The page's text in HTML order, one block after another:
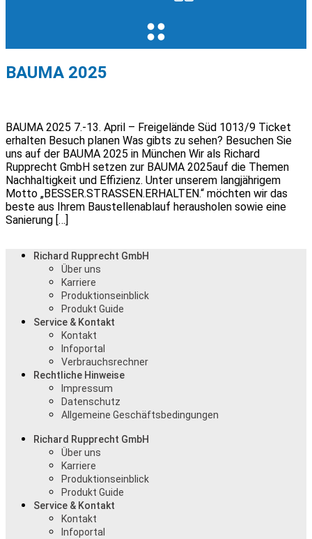
BAUMA 2025
BAUMA 2025 7.-13. April – Freigelände Süd 1013/9 Ticket
erhalten Besuch planen Was gibts zu sehen? Besuchen Sie
uns auf der BAUMA 2025 in München Wir als Richard
Rupprecht GmbH set­zen zur BAU­MA 2025auf die The­men
Nach­hal­tig­keit und Effizienz. Un­ter unserem langjährigem
Motto „BESSER.STRASSEN.ERHALTEN.“ möchten wir das
beste aus Ihrem Baustellenablauf herausholen sowie eine
Sanierung […]
Richard Rupprecht GmbH
Über uns
Karriere
Produktionseinblick
Produkt Guide
Service & Kontakt
Kontakt
Infoportal
Verbrauchsrechner
Rechtliche Hinweise
Impressum
Datenschutz
Allgemeine Geschäftsbedingungen
Richard Rupprecht GmbH
Über uns
Karriere
Produktionseinblick
Produkt Guide
Service & Kontakt
Kontakt
Infoportal